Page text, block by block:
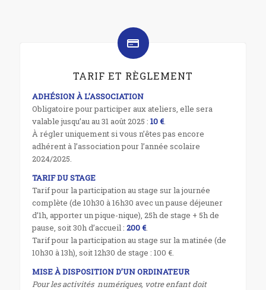
TARIF ET RÈGLEMENT
ADHÉSION À L’ASSOCIATION
Obligatoire pour participer aux ateliers, elle sera
valable jusqu’au au 31 août 2025 : 10 €.
À régler uniquement si vous n’êtes pas encore
adhérent à l’association pour l’année scolaire
2024/2025.
TARIF DU STAGE
Tarif pour la participation au stage sur la journée
complète (de 10h30 à 16h30 avec un pause déjeuner
d’1h, apporter un pique-nique), 25h de stage + 5h de
pause, soit 30h d’accueil : 200 €.
Tarif pour la participation au stage sur la matinée (de
10h30 à 13h), soit 12h30 de stage : 100 €.
MISE À DISPOSITION D’UN ORDINATEUR
Pour les activités numériques, votre enfant doit